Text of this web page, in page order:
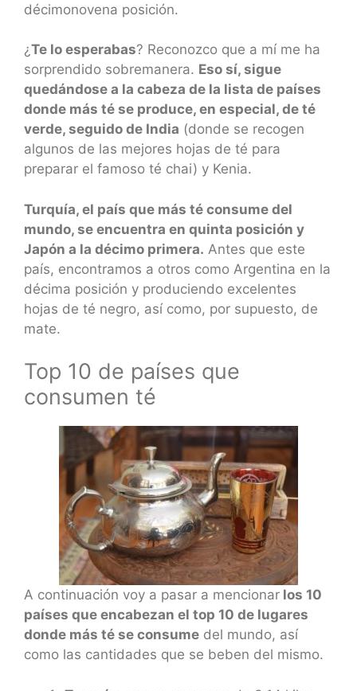
décimonovena posición.
¿Te lo esperabas? Reconozco que a mí me ha
sorprendido sobremanera. Eso sí, sigue
quedándose a la cabeza de la lista de países
donde más té se produce, en especial, de té
verde, seguido de India (donde se recogen
algunos de las mejores hojas de té para
preparar el famoso té chai) y Kenia.
Turquía, el país que más té consume del
mundo, se encuentra en quinta posición y
Japón a la décimo primera. Antes que este
país, encontramos a otros como Argentina en la
décima posición y produciendo excelentes
hojas de té negro, así como, por supuesto, de
mate.
Top 10 de países que
consumen té
A continuación voy a pasar a mencionar los 10
países que encabezan el top 10 de lugares
donde más té se consume del mundo, así
como las cantidades que se beben del mismo.